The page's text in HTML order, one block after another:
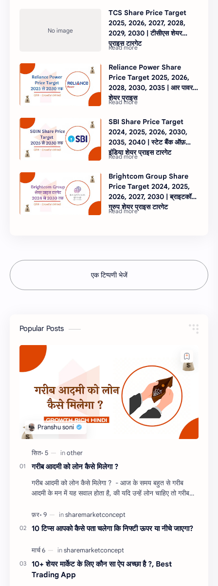
TCS Share Price Target
2025, 2026, 2027, 2028,
2029, 2030 | टीसीएस शेयर
प्राइस टारगेट
Reliance Power Share
Price Target 2025, 2026,
2028, 2030, 2035 | आर पावर
शेयर प्राइस
SBI Share Price Target
2024, 2025, 2026, 2030,
2035, 2040 | स्टेट बैंक ऑफ़
इंडिया शेयर प्राइस टारगेट
Brightcom Group Share
Price Target 2024, 2025,
2026, 2027, 2030 | ब्राइटकॉम
ग्रुप शेयर प्राइस टारगेट
एक टिप्पणी भेजें
Popular Posts
गरीब आदमी को लोन कैसे मिलेगा ?
गरीब आदमी को लोन कैसे मिलेगा ? - आज के समय बहुत से गरीब
आदमी के मन में यह सवाल होता है, की यदि उन्हें लोन चाहिए तो गरीब
10 टिप्स आपको कैसे पता चलेगा कि निफ्टी ऊपर या नीचे जाएगा?
10+ शेयर मार्केट के लिए कौन सा ऐप अच्छा है ?, Best
Trading App